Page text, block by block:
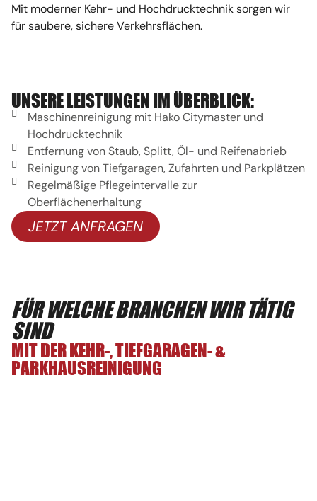
Mit moderner Kehr- und Hochdrucktechnik sorgen wir
für saubere, sichere Verkehrsflächen.
UNSERE LEISTUNGEN IM ÜBERBLICK:
Maschinenreinigung mit Hako Citymaster und
Hochdrucktechnik
Entfernung von Staub, Splitt, Öl- und Reifenabrieb
Reinigung von Tiefgaragen, Zufahrten und Parkplätzen
Regelmäßige Pflegeintervalle zur
Oberflächenerhaltung
JETZT ANFRAGEN
FÜR WELCHE BRANCHEN WIR TÄTIG
SIND
MIT DER KEHR-, TIEFGARAGEN- &
PARKHAUSREINIGUNG